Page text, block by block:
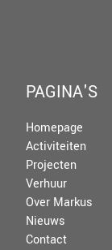
PAGINA'S
Homepage
Activiteiten
Projecten
Verhuur
Over Markus
Nieuws
Contact